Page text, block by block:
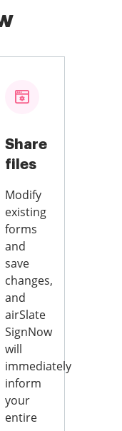
Share
files
Modify
existing
forms
and
save
changes,
and
airSlate
SignNow
will
immediately
inform
your
entire